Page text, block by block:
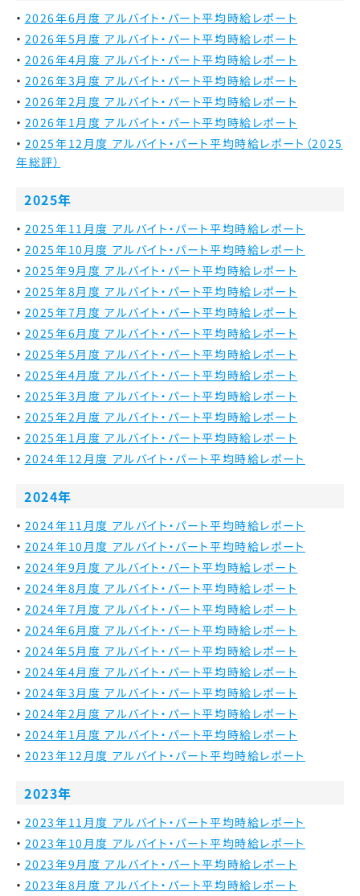
2026年6月度 アルバイト・パート平均時給レポート
2026年5月度 アルバイト・パート平均時給レポート
2026年4月度 アルバイト・パート平均時給レポート
2026年3月度 アルバイト・パート平均時給レポート
2026年2月度 アルバイト・パート平均時給レポート
2026年1月度 アルバイト・パート平均時給レポート
2025年12月度 アルバイト・パート平均時給レポート（2025
年総評）
2025年
2025年11月度 アルバイト・パート平均時給レポート
2025年10月度 アルバイト・パート平均時給レポート
2025年9月度 アルバイト・パート平均時給レポート
2025年8月度 アルバイト・パート平均時給レポート
2025年7月度 アルバイト・パート平均時給レポート
2025年6月度 アルバイト・パート平均時給レポート
2025年5月度 アルバイト・パート平均時給レポート
2025年4月度 アルバイト・パート平均時給レポート
2025年3月度 アルバイト・パート平均時給レポート
2025年2月度 アルバイト・パート平均時給レポート
2025年1月度 アルバイト・パート平均時給レポート
2024年12月度 アルバイト・パート平均時給レポート
2024年
2024年11月度 アルバイト・パート平均時給レポート
2024年10月度 アルバイト・パート平均時給レポート
2024年9月度 アルバイト・パート平均時給レポート
2024年8月度 アルバイト・パート平均時給レポート
2024年7月度 アルバイト・パート平均時給レポート
2024年6月度 アルバイト・パート平均時給レポート
2024年5月度 アルバイト・パート平均時給レポート
2024年4月度 アルバイト・パート平均時給レポート
2024年3月度 アルバイト・パート平均時給レポート
2024年2月度 アルバイト・パート平均時給レポート
2024年1月度 アルバイト・パート平均時給レポート
2023年12月度 アルバイト・パート平均時給レポート
2023年
2023年11月度 アルバイト・パート平均時給レポート
2023年10月度 アルバイト・パート平均時給レポート
2023年9月度 アルバイト・パート平均時給レポート
2023年8月度 アルバイト・パート平均時給レポート